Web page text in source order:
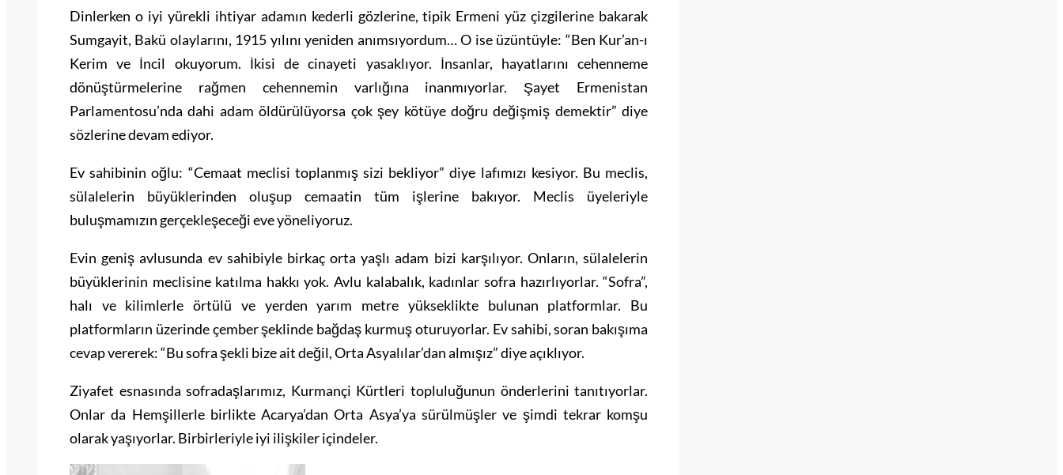
Dinlerken o iyi yürekli ihtiyar adamın kederli gözlerine, tipik Ermeni yüz çizgilerine bakarak
Sumgayit, Bakü olaylarını, 1915 yılını yeniden anımsıyordum… O ise üzüntüyle: “Ben Kur’an-ı
Kerim ve İncil okuyorum. İkisi de cinayeti yasaklıyor. İnsanlar, hayatlarını cehenneme
dönüştürmelerine rağmen cehennemin varlığına inanmıyorlar. Şayet Ermenistan
Parlamentosu’nda dahi adam öldürülüyorsa çok şey kötüye doğru değişmiş demektir” diye
sözlerine devam ediyor.
Ev sahibinin oğlu: “Cemaat meclisi toplanmış sizi bekliyor” diye lafımızı kesiyor. Bu meclis,
sülalelerin büyüklerinden oluşup cemaatin tüm işlerine bakıyor. Meclis üyeleriyle
buluşmamızın gerçekleşeceği eve yöneliyoruz.
Evin geniş avlusunda ev sahibiyle birkaç orta yaşlı adam bizi karşılıyor. Onların, sülalelerin
büyüklerinin meclisine katılma hakkı yok. Avlu kalabalık, kadınlar sofra hazırlıyorlar. “Sofra”,
halı ve kilimlerle örtülü ve yerden yarım metre yükseklikte bulunan platformlar. Bu
platformların üzerinde çember şeklinde bağdaş kurmuş oturuyorlar. Ev sahibi, soran bakışıma
cevap vererek: “Bu sofra şekli bize ait değil, Orta Asyalılar’dan almışız” diye açıklıyor.
Ziyafet esnasında sofradaşlarımız, Kurmançi Kürtleri topluluğunun önderlerini tanıtıyorlar.
Onlar da Hemşillerle birlikte Acarya’dan Orta Asya’ya sürülmüşler ve şimdi tekrar komşu
olarak yaşıyorlar. Birbirleriyle iyi ilişkiler içindeler.